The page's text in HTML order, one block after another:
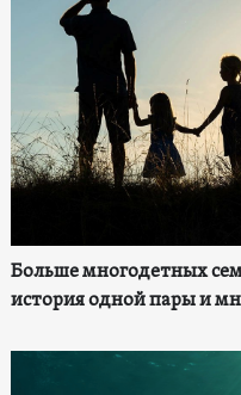
Больше многодетных
история одной пары и